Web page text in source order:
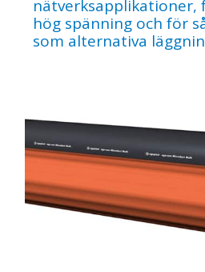
nätverksapplikationer,
hög spänning och för
som alternativa